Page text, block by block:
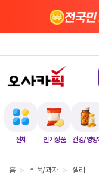
전체 인기상품 건강/영양
전국
홈 > 식품/과자 > 젤리